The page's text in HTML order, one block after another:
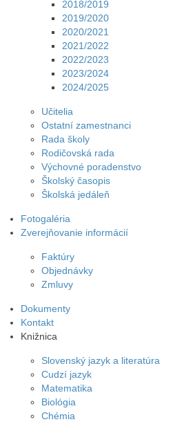
2018/2019
2019/2020
2020/2021
2021/2022
2022/2023
2023/2024
2024/2025
Učitelia
Ostatní zamestnanci
Rada školy
Rodičovská rada
Výchovné poradenstvo
Školský časopis
Školská jedáleň
Fotogaléria
Zverejňovanie informácií
Faktúry
Objednávky
Zmluvy
Dokumenty
Kontakt
Knižnica
Slovenský jazyk a literatúra
Cudzí jazyk
Matematika
Biológia
Chémia